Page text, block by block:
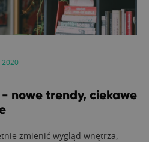
2020
nowe trendy, ciekawe
zmienić wygląd wnętrza,